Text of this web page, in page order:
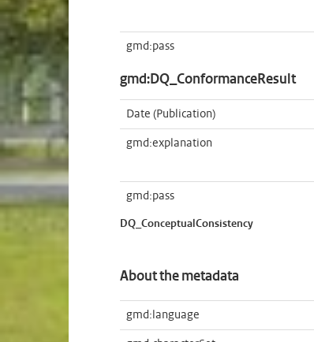
gmd:pass
gmd:DQ_ConformanceResult
Date (Publication)
gmd:explanation
gmd:pass
DQ_ConceptualConsistency
About the metadata
gmd:language